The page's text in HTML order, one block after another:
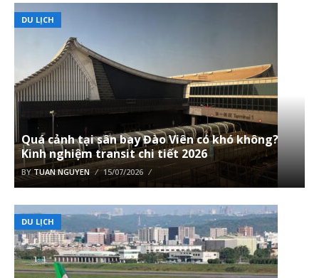
DU LỊCH
Quá cảnh tại sân bay Đào Viên có khó không?
Kinh nghiệm transit chi tiết 2026
BY TUAN NGUYEN 15/07/2026
DU LỊCH